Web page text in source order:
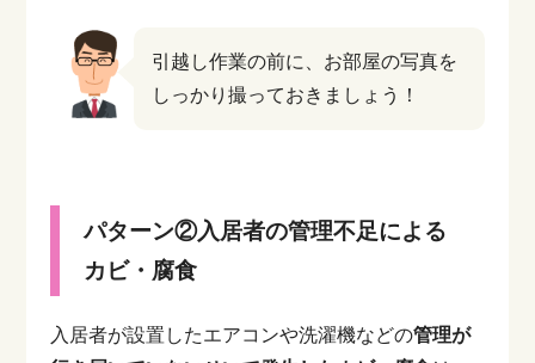
引越し作業の前に、お部屋の写真を
しっかり撮っておきましょう！
パターン②入居者の管理不足による
カビ・腐食
入居者が設置したエアコンや洗濯機などの管理が